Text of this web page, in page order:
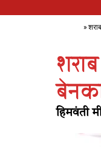
»
हिमवंती